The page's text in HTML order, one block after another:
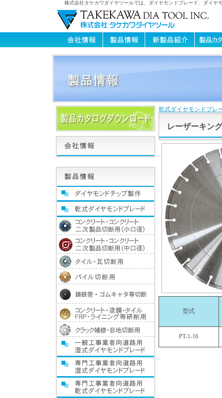
株式会社タケカワダイヤツールでは、ダイヤモンドブレード、ダイ
乾式ダイヤモンドブレ
レーザーキング
型式
PT-1-16